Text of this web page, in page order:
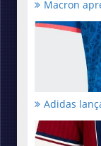
Macron
Adidas